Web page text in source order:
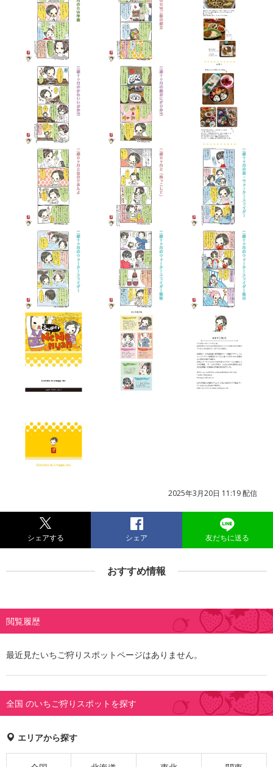
2025年3月20日 11:19 配信
シェアする シェア 友だちに送る
おすすめ情報
閲覧履歴
最近見たいちご狩りスポットページはありません。
全国 のいちご狩りスポットを探す
エリアから探す